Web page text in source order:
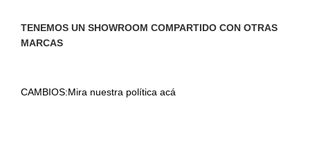
TENEMOS UN SHOWROOM COMPARTIDO CON OTRAS
MARCAS
CAMBIOS:Mira nuestra política acá